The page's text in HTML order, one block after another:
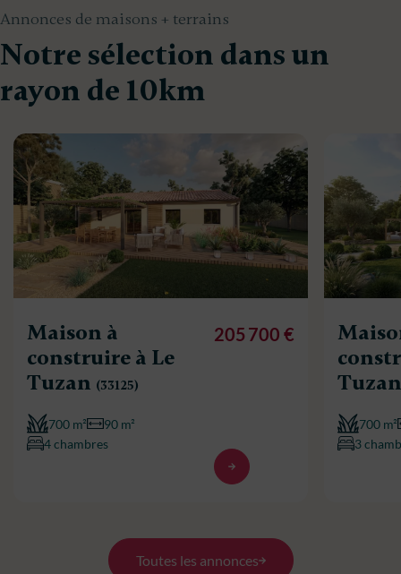
Annonces de maisons + terrains
Notre sélection dans un
rayon de 10km
Maison à
construire à Le
Tuzan (33125)
700 m²
90 m²
4 chambres
205 700 €
700 m²
3
Toutes les annonces